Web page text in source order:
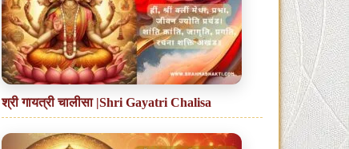
श्री गायत्री चालीसा |Shri Gayatri Chalisa